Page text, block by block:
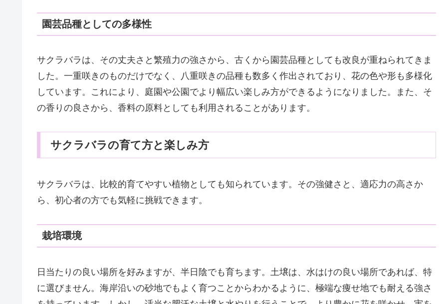
園芸品種としての多様性
サクラバラは、その丈夫さと繁殖力の強さから、古くから園芸品種としても改良が重ねられてきま
した。一重咲きのものだけでなく、八重咲きの品種も数多く作出されており、花の色や形も多様化
しています。これにより、庭園や公園でより幅広い楽しみ方ができるようになりました。また、そ
の香りの良さから、香料の原料としても利用されることがあります。
サクラバラの育て方と楽しみ方
サクラバラは、比較的育てやすい植物としても知られています。その強健さと、適応力の高さか
ら、初心者の方でも気軽に挑戦できます。
栽培環境
日当たりの良い場所を好みますが、半日陰でも育ちます。土壌は、水はけの良い場所であれば、特
に選びません。海岸沿いの砂地でもよく育つことからわかるように、極端な痩せ地でも耐える強さ